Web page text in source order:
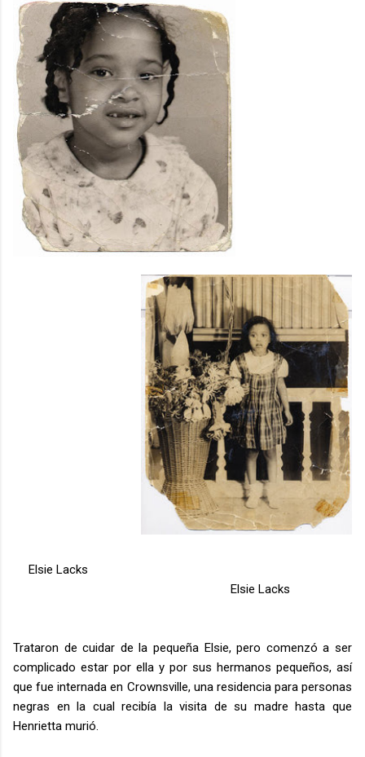
Elsie Lacks
Elsie Lacks
Trataron de cuidar de la pequeña Elsie, pero comenzó a ser
complicado estar por ella y por sus hermanos pequeños, así
que fue internada en Crownsville, una residencia para personas
negras en la cual recibía la visita de su madre hasta que
Henrietta murió.